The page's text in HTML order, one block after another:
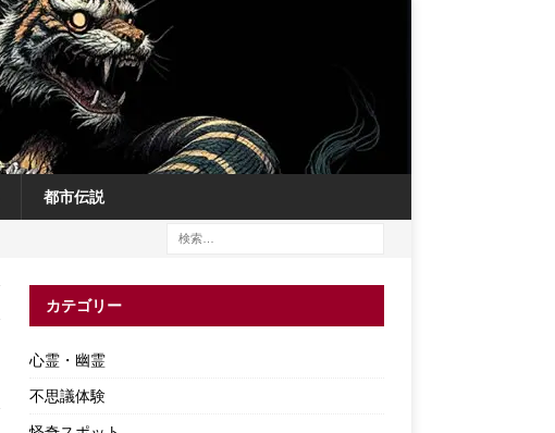
都市伝説
カテゴリー
心霊・幽霊
不思議体験